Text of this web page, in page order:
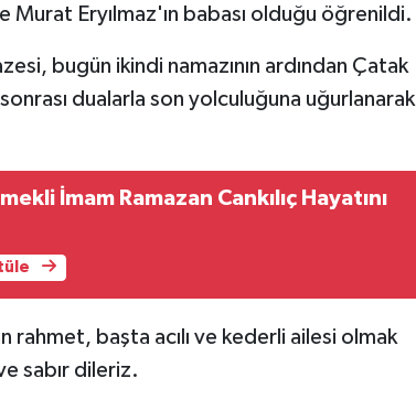
Murat Eryılmaz'ın babası olduğu öğrenildi.
bugün ikindi namazının ardından Çatak
dualarla son yolculuğuna uğurlanarak
İmam Ramazan Cankılıç Hayatını
rahmet, başta acılı ve kederli ailesi olmak
sabır dileriz.